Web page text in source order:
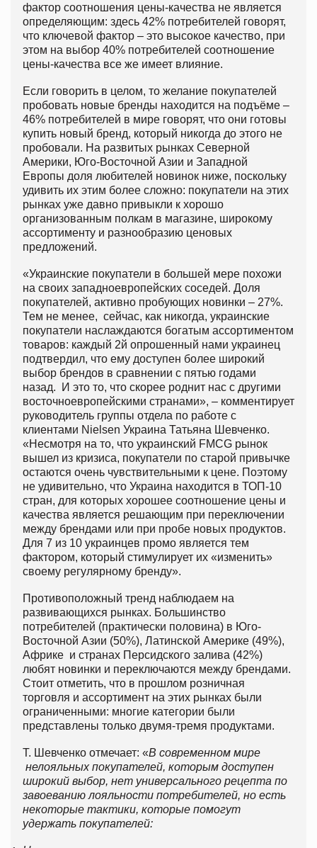
фактор соотношения цены-качества не является
определяющим: здесь 42% потребителей говорят,
что ключевой фактор – это высокое качество, при
этом на выбор 40% потребителей соотношение
цены-качества все же имеет влияние.
Если говорить в целом, то желание покупателей
пробовать новые бренды находится на подъёме –
46% потребителей в мире говорят, что они готовы
купить новый бренд, который никогда до этого не
пробовали. На развитых рынках Северной
Америки, Юго-Восточной Азии и Западной
Европы доля любителей новинок ниже, поскольку
удивить их этим более сложно: покупатели на этих
рынках уже давно привыкли к хорошо
организованным полкам в магазине, широкому
ассортименту и разнообразию ценовых
предложений.
«Украинские покупатели в большей мере похожи
на своих западноевропейских соседей. Доля
покупателей, активно пробующих новинки – 27%.
Тем не менее, сейчас, как никогда, украинские
покупатели наслаждаются богатым ассортиментом
товаров: каждый 2й опрошенный нами украинец
подтвердил, что ему доступен более широкий
выбор брендов в сравнении с пятью годами
назад. И это то, что скорее роднит нас с другими
восточноевропейскими странами», – комментирует
руководитель группы отдела по работе с
клиентами Nielsen Украина Татьяна Шевченко.
«Несмотря на то, что украинский FMCG рынок
вышел из кризиса, покупатели по старой привычке
остаются очень чувствительными к цене. Поэтому
не удивительно, что Украина находится в ТОП-10
стран, для которых хорошее соотношение цены и
качества является решающим при переключении
между брендами или при пробе новых продуктов.
Для 7 из 10 украинцев промо является тем
фактором, который стимулирует их «изменить»
своему регулярному бренду».
Противоположный тренд наблюдаем на
развивающихся рынках. Большинство
потребителей (практически половина) в Юго-
Восточной Азии (50%), Латинской Америке (49%),
Африке и странах Персидского залива (42%)
любят новинки и переключаются между брендами.
Стоит отметить, что в прошлом розничная
торговля и ассортимент на этих рынках были
ограниченными: многие категории были
представлены только двумя-тремя продуктами.
Т. Шевченко отмечает: «В современном мире
нелояльных покупателей, которым доступен
широкий выбор, нет универсального рецепта по
завоеванию лояльности потребителей, но есть
некоторые тактики, которые помогут
удержать покупателей: